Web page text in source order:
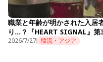
職業と年齢が明かされた入居
り…？『HEART SIGNAL』第
2026/7/27 韓流・アジア